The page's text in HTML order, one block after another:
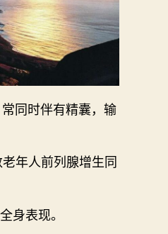
同时伴有精囊，输
年人前列腺增生同
身表现。